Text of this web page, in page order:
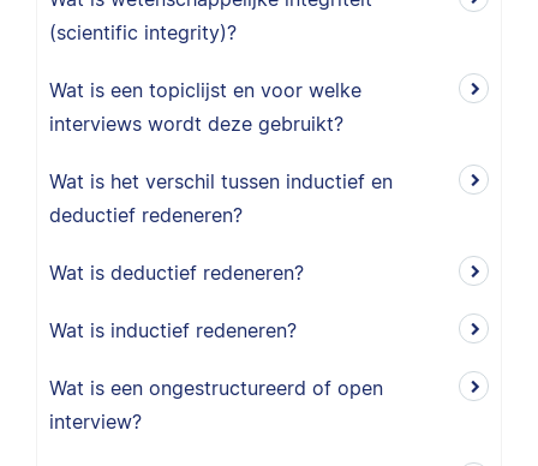
(scientific integrity)?
Wat is een topiclijst en voor welke
interviews wordt deze gebruikt?
Wat is het verschil tussen inductief en
deductief redeneren?
Wat is deductief redeneren?
Wat is inductief redeneren?
Wat is een ongestructureerd of open
interview?